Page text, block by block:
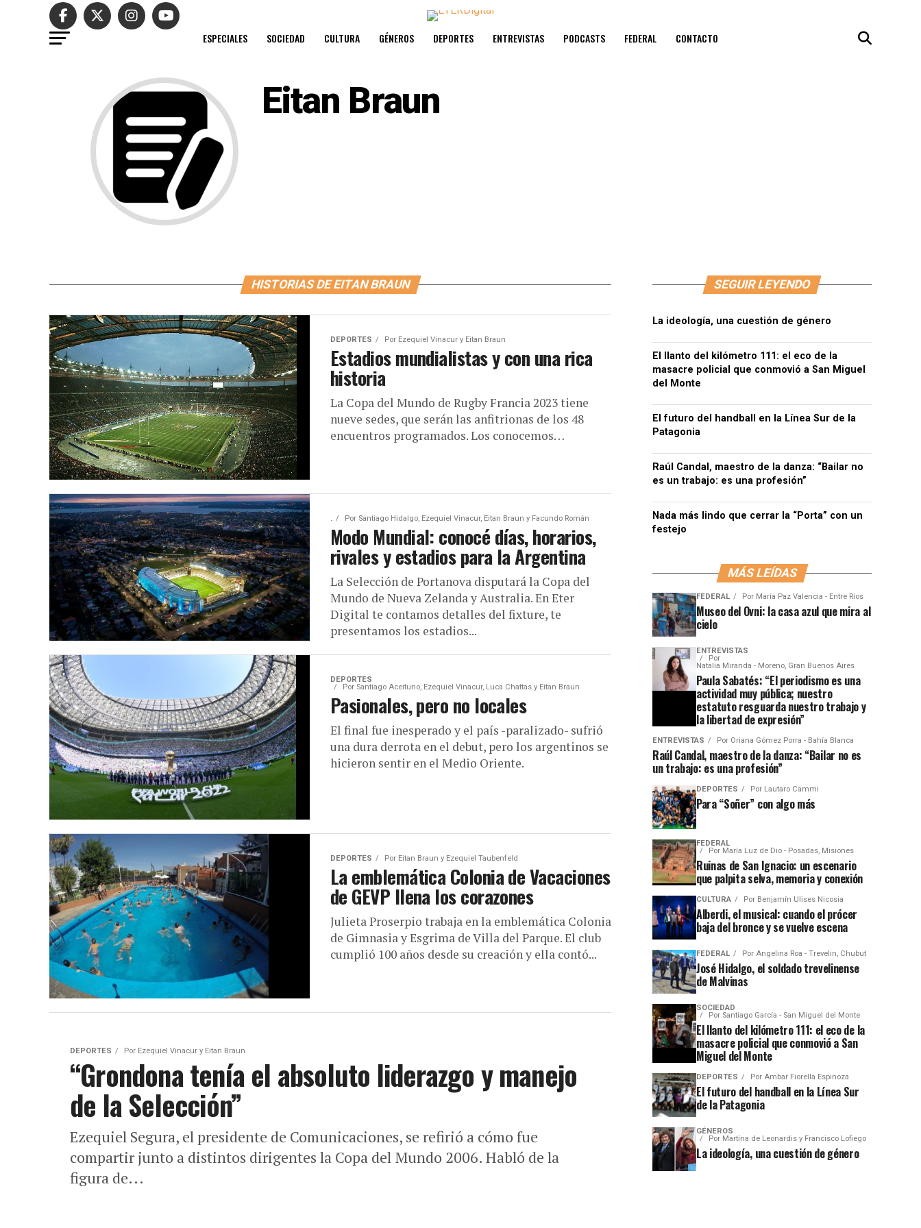
ESPECIALES SOCIEDAD CULTURA GÉNEROS DEPORTES ENTREVISTAS PODCASTS FEDERAL CONTACTO
Eitan Braun
HISTORIAS DE EITAN BRAUN
DEPORTES Por Ezequiel Vinacur y Eitan Braun
Estadios mundialistas y con una rica
historia
La Copa del Mundo de Rugby Francia 2023 tiene
nueve sedes, que serán las anfitrionas de los 48
encuentros programados. Los conocemos…
. Por Santiago Hidalgo, Ezequiel Vinacur, Eitan Braun y Facundo Román
Modo Mundial: conocé días, horarios,
rivales y estadios para la Argentina
La Selección de Portanova disputará la Copa del
Mundo de Nueva Zelanda y Australia. En Eter
Digital te contamos detalles del fixture, te
presentamos los estadios...
DEPORTES
Por Santiago Aceituno, Ezequiel Vinacur, Luca Chattas y Eitan Braun
Pasionales, pero no locales
El final fue inesperado y el país -paralizado- sufrió
una dura derrota en el debut, pero los argentinos se
hicieron sentir en el Medio Oriente.
DEPORTES Por Eitan Braun y Ezequiel Taubenfeld
La emblemática Colonia de Vacaciones
de GEVP llena los corazones
Julieta Proserpio trabaja en la emblemática Colonia
de Gimnasia y Esgrima de Villa del Parque. El club
cumplió 100 años desde su creación y ella contó...
DEPORTES Por Ezequiel Vinacur y Eitan Braun
“Grondona tenía el absoluto liderazgo y manejo
de la Selección”
Ezequiel Segura, el presidente de Comunicaciones, se refirió a cómo fue
compartir junto a distintos dirigentes la Copa del Mundo 2006. Habló de la
figura de...
SEGUIR LEYENDO
La ideología, una cuestión de género
El llanto del kilómetro 111: el eco de la
masacre policial que conmovió a San Miguel
del Monte
El futuro del handball en la Línea Sur de la
Patagonia
Raúl Candal, maestro de la danza: “Bailar no
es un trabajo: es una profesión”
Nada más lindo que cerrar la “Porta” con un
festejo
MÁS LEÍDAS
FEDERAL Por María Paz Valencia - Entre Ríos
Museo del Ovni: la casa azul que mira al
cielo
ENTREVISTAS
Por
Natalia Miranda - Moreno, Gran Buenos Aires
Paula Sabatés: “El periodismo es una
actividad muy pública; nuestro
estatuto resguarda nuestro trabajo y
la libertad de expresión”
ENTREVISTAS Por Oriana Gómez Porra - Bahía Blanca
Raúl Candal, maestro de la danza: “Bailar no es
un trabajo: es una profesión”
DEPORTES Por Lautaro Cammi
Para “Soñer” con algo más
FEDERAL
Por María Luz de Dio - Posadas, Misiones
Ruinas de San Ignacio: un escenario
que palpita selva, memoria y conexión
CULTURA Por Benjamín Ulises Nicosia
Alberdi, el musical: cuando el prócer
baja del bronce y se vuelve escena
FEDERAL Por Angelina Roa - Trevelin, Chubut
José Hidalgo, el soldado trevelinense
de Malvinas
SOCIEDAD
Por Santiago García - San Miguel del Monte
El llanto del kilómetro 111: el eco de la
masacre policial que conmovió a San
Miguel del Monte
DEPORTES Por Ambar Fiorella Espinoza
El futuro del handball en la Línea Sur
de la Patagonia
GÉNEROS
Por Martína de Leonardis y Francisco Lofiego
La ideología, una cuestión de género